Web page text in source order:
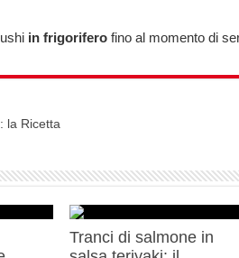
in frigoriferofino al momento di
la Ricetta
Tranci di salmone in